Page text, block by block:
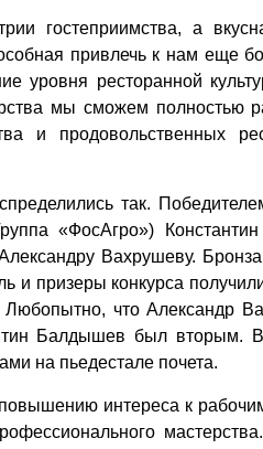
гостеприимства, а
привлечь к нам еще
уровня ресторанной
мы сможем полностью
и продовольственных
так.
«ФосАгро»)
Вахрушеву.
и призеры конкурса
что Александр
Балдышев был
на пьедестале почета.
интереса к